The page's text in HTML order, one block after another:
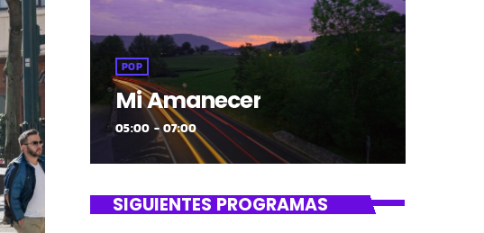
POP
Mi Amanecer
05:00 - 07:00
SIGUIENTES PROGRAMAS